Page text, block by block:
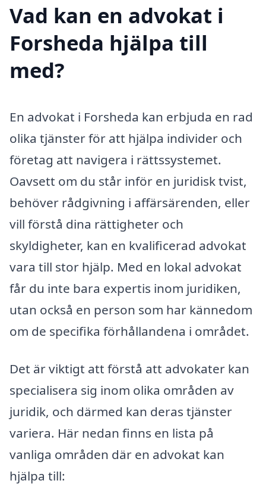
Vad kan en advokat i
Forsheda hjälpa till
med?
En advokat i Forsheda kan erbjuda en rad
olika tjänster för att hjälpa individer och
företag att navigera i rättssystemet.
Oavsett om du står inför en juridisk tvist,
behöver rådgivning i affärsärenden, eller
vill förstå dina rättigheter och
skyldigheter, kan en kvalificerad advokat
vara till stor hjälp. Med en lokal advokat
får du inte bara expertis inom juridiken,
utan också en person som har kännedom
om de specifika förhållandena i området.
Det är viktigt att förstå att advokater kan
specialisera sig inom olika områden av
juridik, och därmed kan deras tjänster
variera. Här nedan finns en lista på
vanliga områden där en advokat kan
hjälpa till: